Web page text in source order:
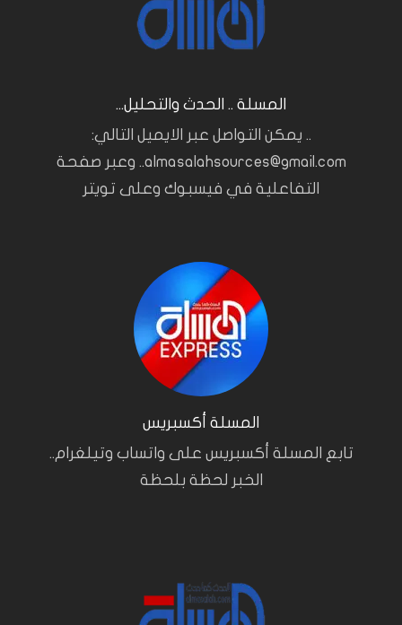
المسلة .. الحدث والتحليل...
.. يمكن التواصل عبر الايميل التالي:
almasalahsources@gmail.com.. وعبر صفحة
التفاعلية في فيسبوك وعلى تويتر
المسلة أكسبريس
تابع المسلة أكسبريس على واتساب وتيلغرام..
الخبر لحظة بلحظة